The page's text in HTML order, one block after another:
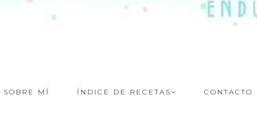
SOBRE MÍ ÍNDICE DE RECETAS CONTACTO